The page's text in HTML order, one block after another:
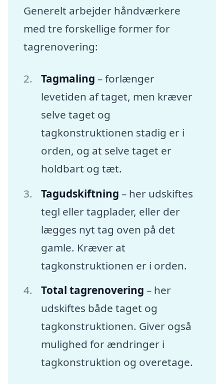
Generelt arbejder håndværkere
med tre forskellige former for
tagrenovering:
Tagmaling – forlænger
levetiden af taget, men kræver
selve taget og
tagkonstruktionen stadig er i
orden, og at selve taget er
holdbart og tæt.
Tagudskiftning – her udskiftes
tegl eller tagplader, eller der
lægges nyt tag oven på det
gamle. Kræver at
tagkonstruktionen er i orden.
Total tagrenovering – her
udskiftes både taget og
tagkonstruktionen. Giver også
mulighed for ændringer i
tagkonstruktion og overetage.